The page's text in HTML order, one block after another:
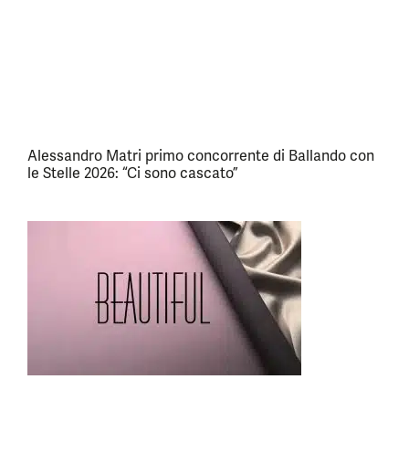
Alessandro Matri primo concorrente di Ballando con
le Stelle 2026: “Ci sono cascato”